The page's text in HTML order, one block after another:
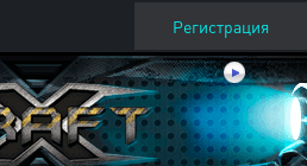
Регистрация